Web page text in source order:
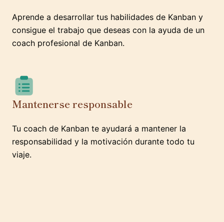
Aprende a desarrollar tus habilidades de Kanban y
consigue el trabajo que deseas con la ayuda de un
coach profesional de Kanban.
Mantenerse responsable
Tu coach de Kanban te ayudará a mantener la
responsabilidad y la motivación durante todo tu
viaje.